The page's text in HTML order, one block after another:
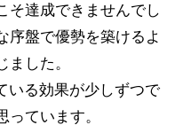
そ達成できませんでし
序盤で優勢を築けるよ
した。
いる効果が少しずつで
ています。